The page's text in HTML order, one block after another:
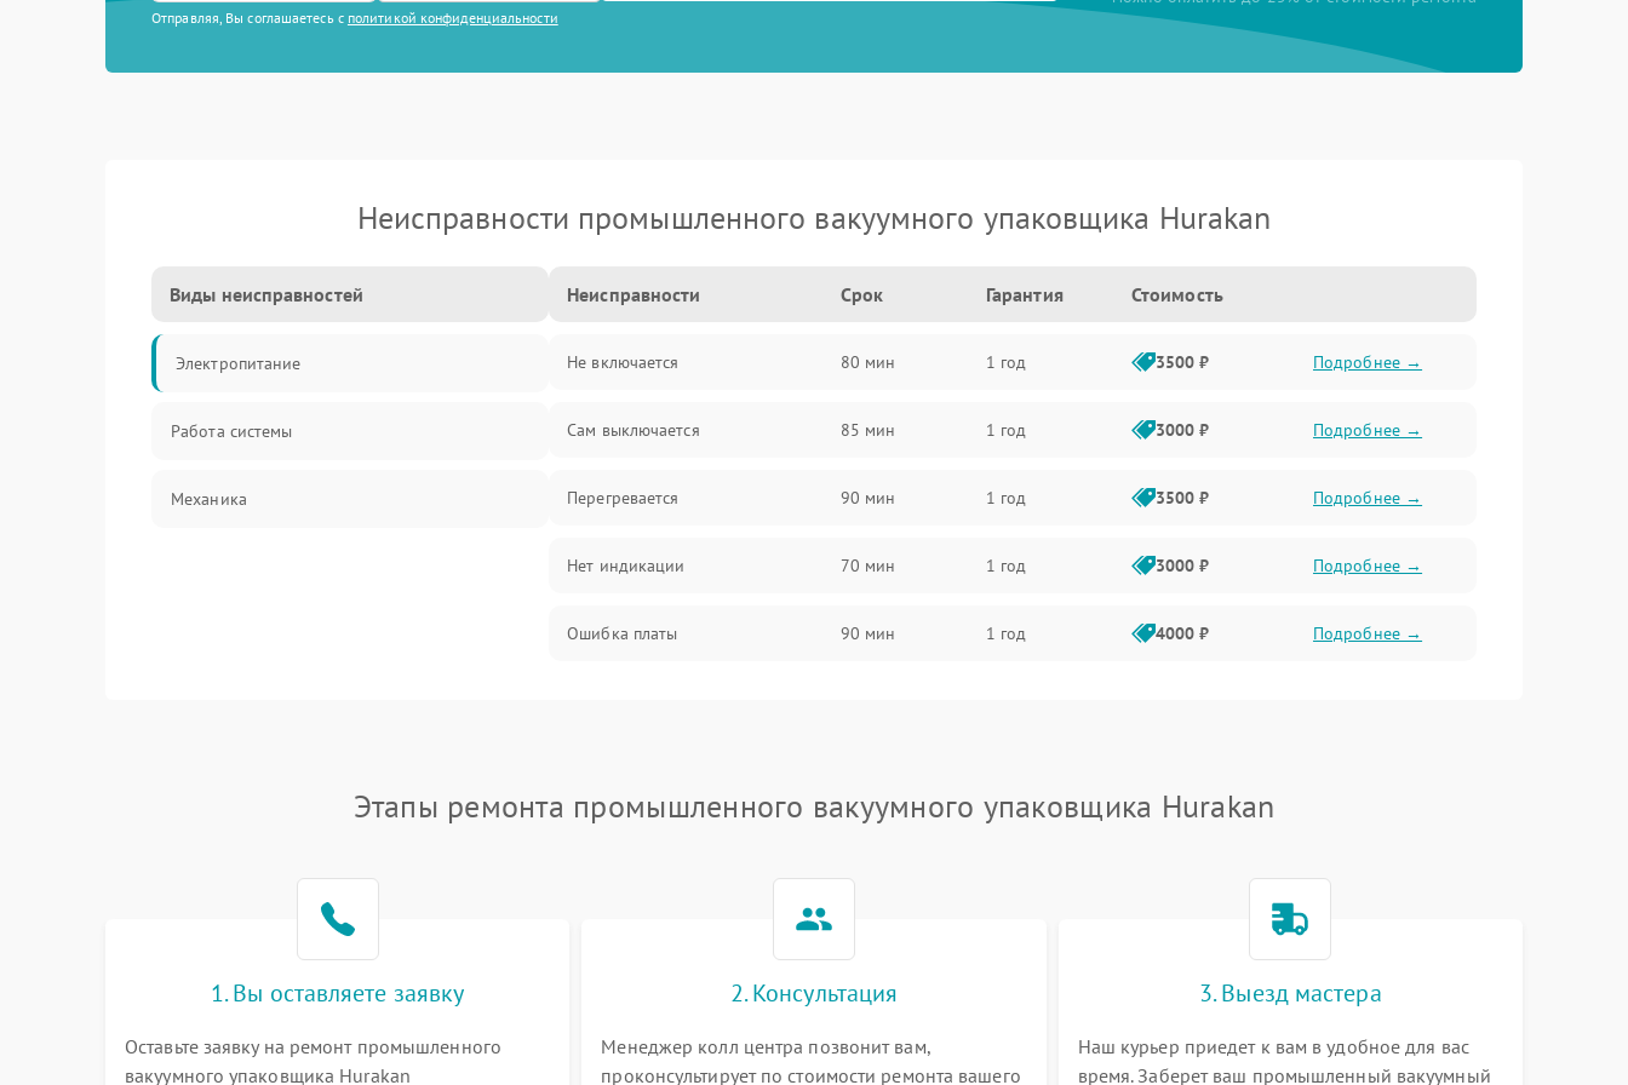
Отправляя, Вы соглашаетесь с политикой конфиденциальности
Неисправности промышленного вакуумного упаковщика Hurakan
Виды неисправностей
Электропитание
Работа системы
Механика
Неисправности Срок Гарантия Стоимость
Не включается 80 мин 1 год 3500 ₽ Подробнее →
Сам выключается 85 мин 1 год 3000 ₽ Подробнее →
Перегревается 90 мин 1 год 3500 ₽ Подробнее →
Нет индикации 70 мин 1 год 3000 ₽ Подробнее →
Ошибка платы 90 мин 1 год 4000 ₽ Подробнее →
Этапы ремонта промышленного вакуумного упаковщика Hurakan
1. Вы оставляете заявку
Оставьте заявку на ремонт промышленного
вакуумного упаковщика Hurakan
2. Консультация
Менеджер колл центра позвонит вам,
проконсультирует по стоимости ремонта вашего
3. Выезд мастера
Наш курьер приедет к вам в удобное для вас
время. Заберет ваш промышленный вакуумный